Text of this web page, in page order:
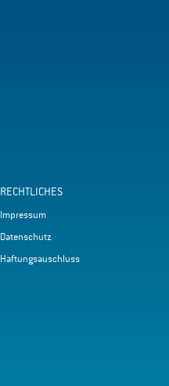
RECHTLICHES
Impressum
Datenschutz
Haftungsauschluss